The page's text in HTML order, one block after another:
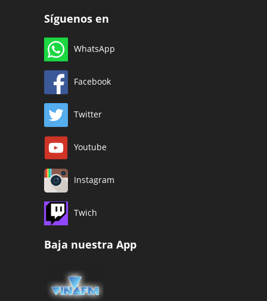
Síguenos en
WhatsApp
Facebook
Twitter
Youtube
Instagram
Twich
Baja nuestra App